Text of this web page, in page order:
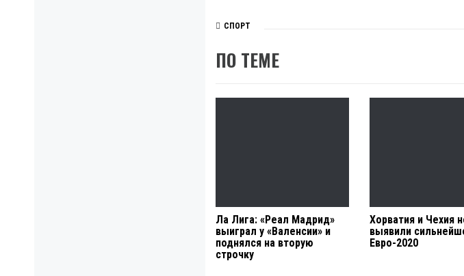
СПОРТ
ПО ТЕМЕ
Ла Лига: «Реал Мадрид»
выиграл у «Валенсии» и
поднялся на вторую
строчку
Хорватия и Чехия
выявили
Евро-2020